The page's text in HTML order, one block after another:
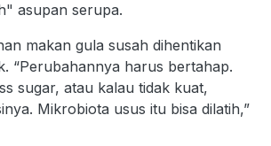
asupan serupa.
makan gula susah dihentikan
“Perubahannya harus bertahap.
sugar, atau kalau tidak kuat,
Mikrobiota usus itu bisa dilatih,”